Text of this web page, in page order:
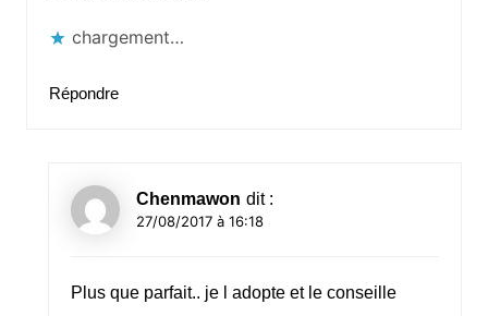
chargement…
Répondre
Chenmawon dit :
27/08/2017 à 16:18
Plus que parfait.. je l adopte et le conseille